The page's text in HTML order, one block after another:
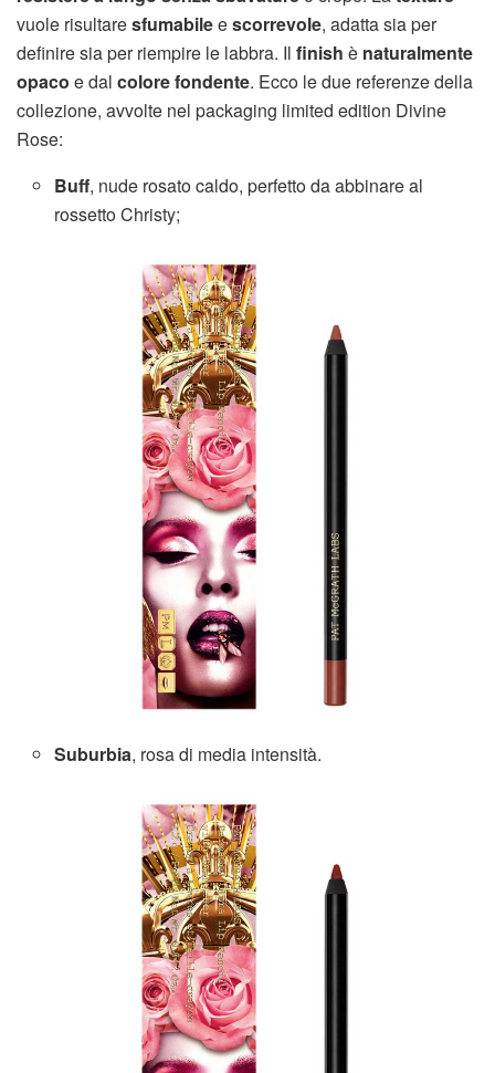
vuole risultaresfumabileescorrevole, adatta sia per
definire sia per riempire le labbra. Il finish è naturalmente
opaco e dal colore fondente. Ecco le due referenze della
collezione, avvolte nel packaging limited edition Divine
Rose:
Buff, nude rosato caldo, perfetto da abbinare al
rossetto Christy;
Suburbia, rosa di media intensità.